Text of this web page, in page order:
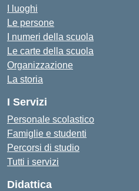
I luoghi
Le persone
I numeri della scuola
Le carte della scuola
Organizzazione
La storia
I Servizi
Personale scolastico
Famiglie e studenti
Percorsi di studio
Tutti i servizi
Didattica